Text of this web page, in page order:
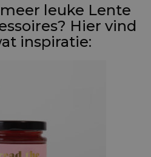
leuke Lente
Hier vind
inspiratie: